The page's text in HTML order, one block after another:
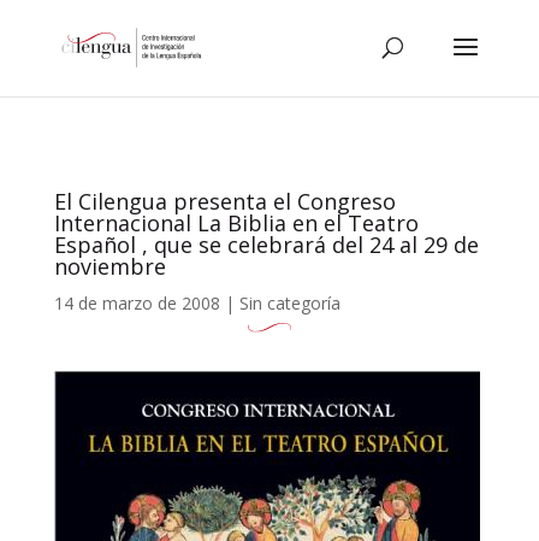
El Cilengua presenta el Congreso
Internacional La Biblia en el Teatro
Español , que se celebrará del 24 al 29 de
noviembre
14 de marzo de 2008 | Sin categoría